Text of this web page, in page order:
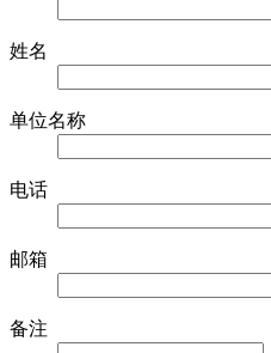
姓名
单位名称
电话
邮箱
备注